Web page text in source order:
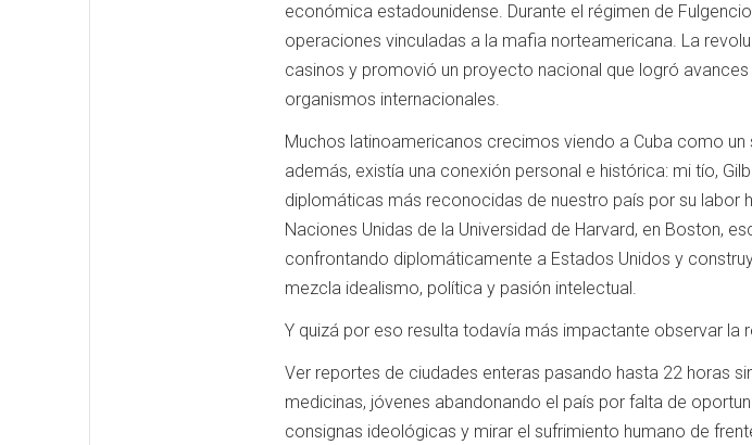
económica estadounidense. Durante el régimen de
operaciones vinculadas a la mafia norteamericana. La
casinos y promovió un proyecto nacional que logró
organismos internacionales.
Muchos latinoamericanos crecimos viendo a Cuba como
además, existía una conexión personal e histórica: mi tío,
diplomáticas más reconocidas de nuestro país por su labor
Naciones Unidas de la Universidad de Harvard, en Boston,
confrontando diplomáticamente a Estados Unidos y
mezcla idealismo, política y pasión intelectual.
Y quizá por eso resulta todavía más impactante observar la
Ver reportes de ciudades enteras pasando hasta 22 horas
medicinas, jóvenes abandonando el país por falta de
consignas ideológicas y mirar el sufrimiento humano de